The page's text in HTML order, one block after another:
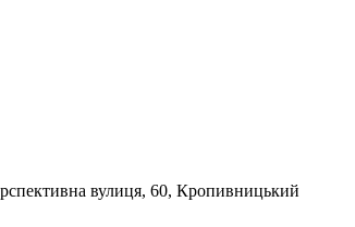
вулиця, 60, Кропивницький